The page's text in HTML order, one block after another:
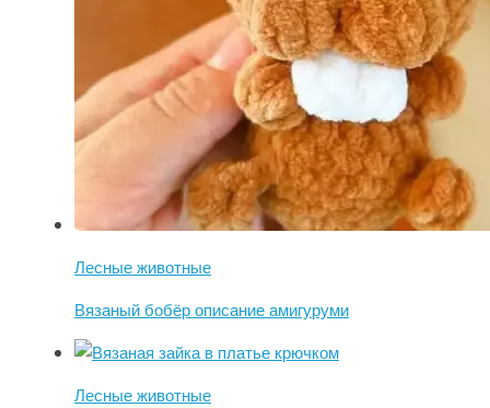
Лесные животные
Вязаный бобёр описание амигуруми
Лесные животные